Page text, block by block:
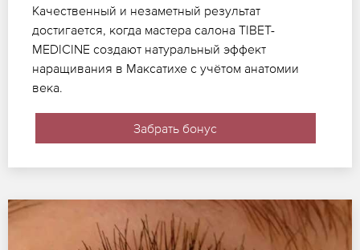
Качественный и незаметный результат
достигается, когда мастера салона TIBET-
MEDICINE создают натуральный эффект
наращивания в Максатихе с учётом анатомии
века.
Забрать бонус